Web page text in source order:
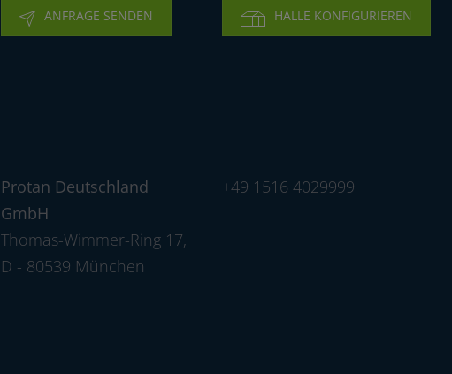
5
ANFRAGE SENDEN HALLE KONFIGURIEREN
Protan Deutschland
GmbH
Thomas-Wimmer-Ring 17,
D - 80539 München
+49 1516 4029999